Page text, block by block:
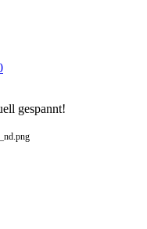
gespannt!